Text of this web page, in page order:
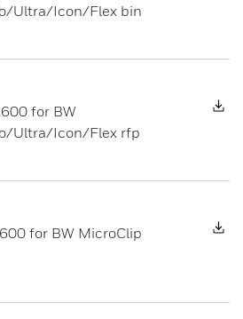
Ultra/Icon/Flex bin
for BW
Ultra/Icon/Flex rfp
for BW MicroClip